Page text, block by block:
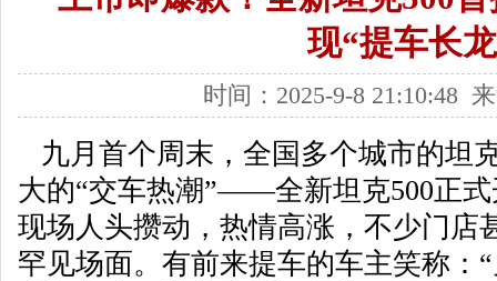
现“提车长
时间：2025-9-8 21:10:48
九月首个周末，全国多个城市的坦
大的“交车热潮”——全新坦克500正
现场人头攒动，热情高涨，不少门店
罕见场面。有前来提车的车主笑称：